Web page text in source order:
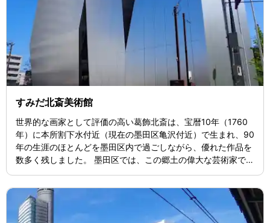
すみだ北斎美術館
世界的な画家として評価の高い葛飾北斎は、宝暦10年（1760
年）に本所割下水付近（現在の墨田区亀沢付近）で生まれ、90
年の生涯のほとんどを墨田区内で過ごしながら、優れた作品を
数多く残しました。 墨田区では、この郷土の偉大な芸術家であ
術館」を開設しました。